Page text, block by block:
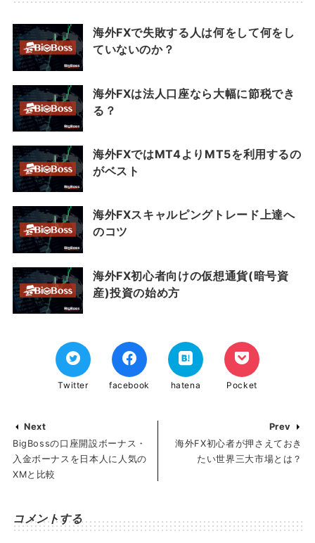
海外FXで失敗する人は何をして何をし
ていないのか？
海外FXは法人口座なら大幅に節税でき
る？
海外FXではMT4よりMT5を利用するの
がベスト
海外FXスキャルピングトレード上達へ
のコツ
海外FX初心者向けの仮想通貨(暗号資
産)投資の始め方
Twitter facebook hatena Pocket
Next
BigBossの口座開設ボーナス・
入金ボーナスを日本人に人気の
XMと比較
Prev
海外FX初心者が押さえておき
たい世界三大市場とは？
コメントする